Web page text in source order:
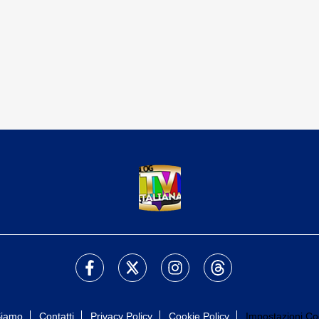
Contatti Privacy Policy Cookie Policy Impostazioni